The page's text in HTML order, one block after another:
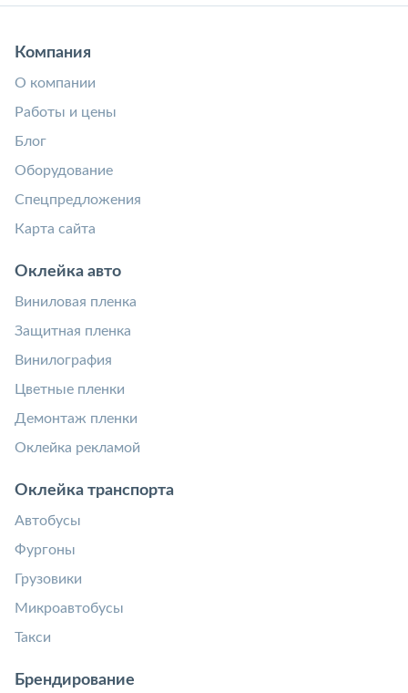
Компания
О компании
Работы и цены
Блог
Оборудование
Спецпредложения
Карта сайта
Оклейка авто
Виниловая пленка
Защитная пленка
Винилография
Цветные пленки
Демонтаж пленки
Оклейка рекламой
Оклейка транспорта
Автобусы
Фургоны
Грузовики
Микроавтобусы
Такси
Брендирование